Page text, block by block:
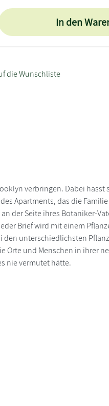
In den
die Wunschliste
verbringen. Dabei hasst
Apartments, das die
der Seite ihres Botaniker-
Brief wird mit einem
unterschiedlichsten
Orte und Menschen in ihrer
nie vermutet hätte.